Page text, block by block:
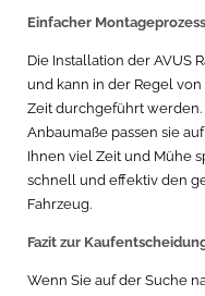
Einfacher Montageprozess
Die Installation der AVUS
und kann in der Regel
Zeit durchgeführt
Anbaumaße passen sie
Ihnen viel Zeit und Mühe
schnell und effektiv den
Fahrzeug.
Fazit zur
Wenn Sie auf der Suche